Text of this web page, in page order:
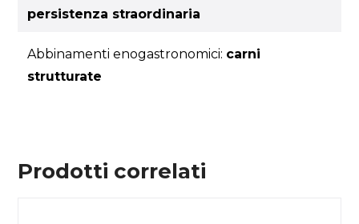
persistenza straordinaria
Abbinamenti enogastronomici: carni
strutturate
Prodotti correlati